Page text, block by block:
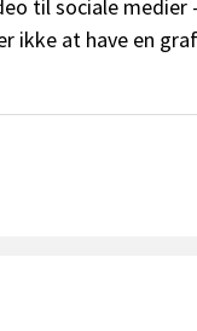
til sociale medier
ikke at have en